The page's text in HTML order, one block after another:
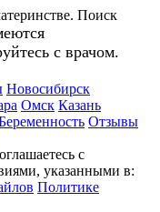
Поиск
с врачом.
Новосибирск
Омск Казань
Отзывы
с
указанными в:
Политике